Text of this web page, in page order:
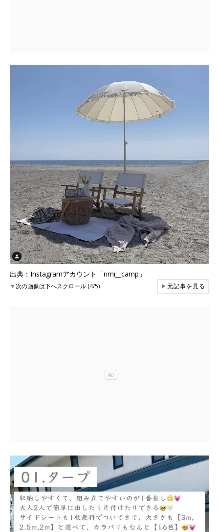
出典：Instagramアカウント「rimi__camp」
▼次の画像は下へスクロール (4/5) ▶元記事を見る